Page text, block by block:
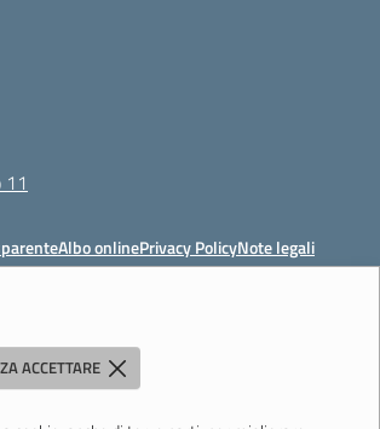
ACCETTARE
Albo onlinePrivacy PolicyNote legali
Dichiarazioni di accessibilitàPreferenze cookie
'Primo Levi'